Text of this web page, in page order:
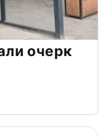
очерк